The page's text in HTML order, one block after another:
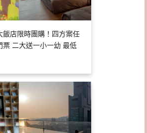
飯店限時團購！四方案任
票 二大送一小一幼 最低